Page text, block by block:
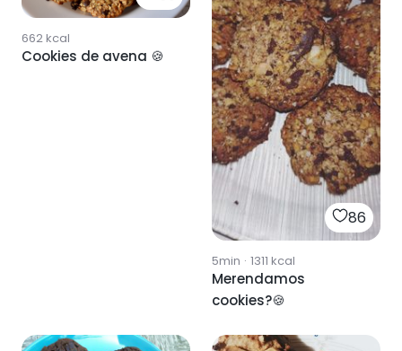
662kcal
Cookies de avena 🍪
86
5min · 1311 kcal
Merendamos
cookies?🍪